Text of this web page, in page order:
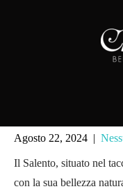
Perché
storia, cultura
Agosto 22, 2024 |
Il Salento, situato nel
con la sua bellezza